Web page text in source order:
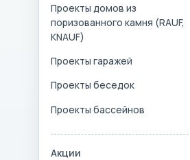
Проекты домов из
поризованного камня (RAUF,
KNAUF)
Проекты гаражей
Проекты беседок
Проекты бассейнов
Акции